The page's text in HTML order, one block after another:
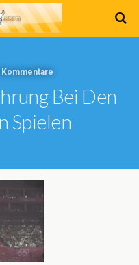
Kommentare
Bei Den
Spielen